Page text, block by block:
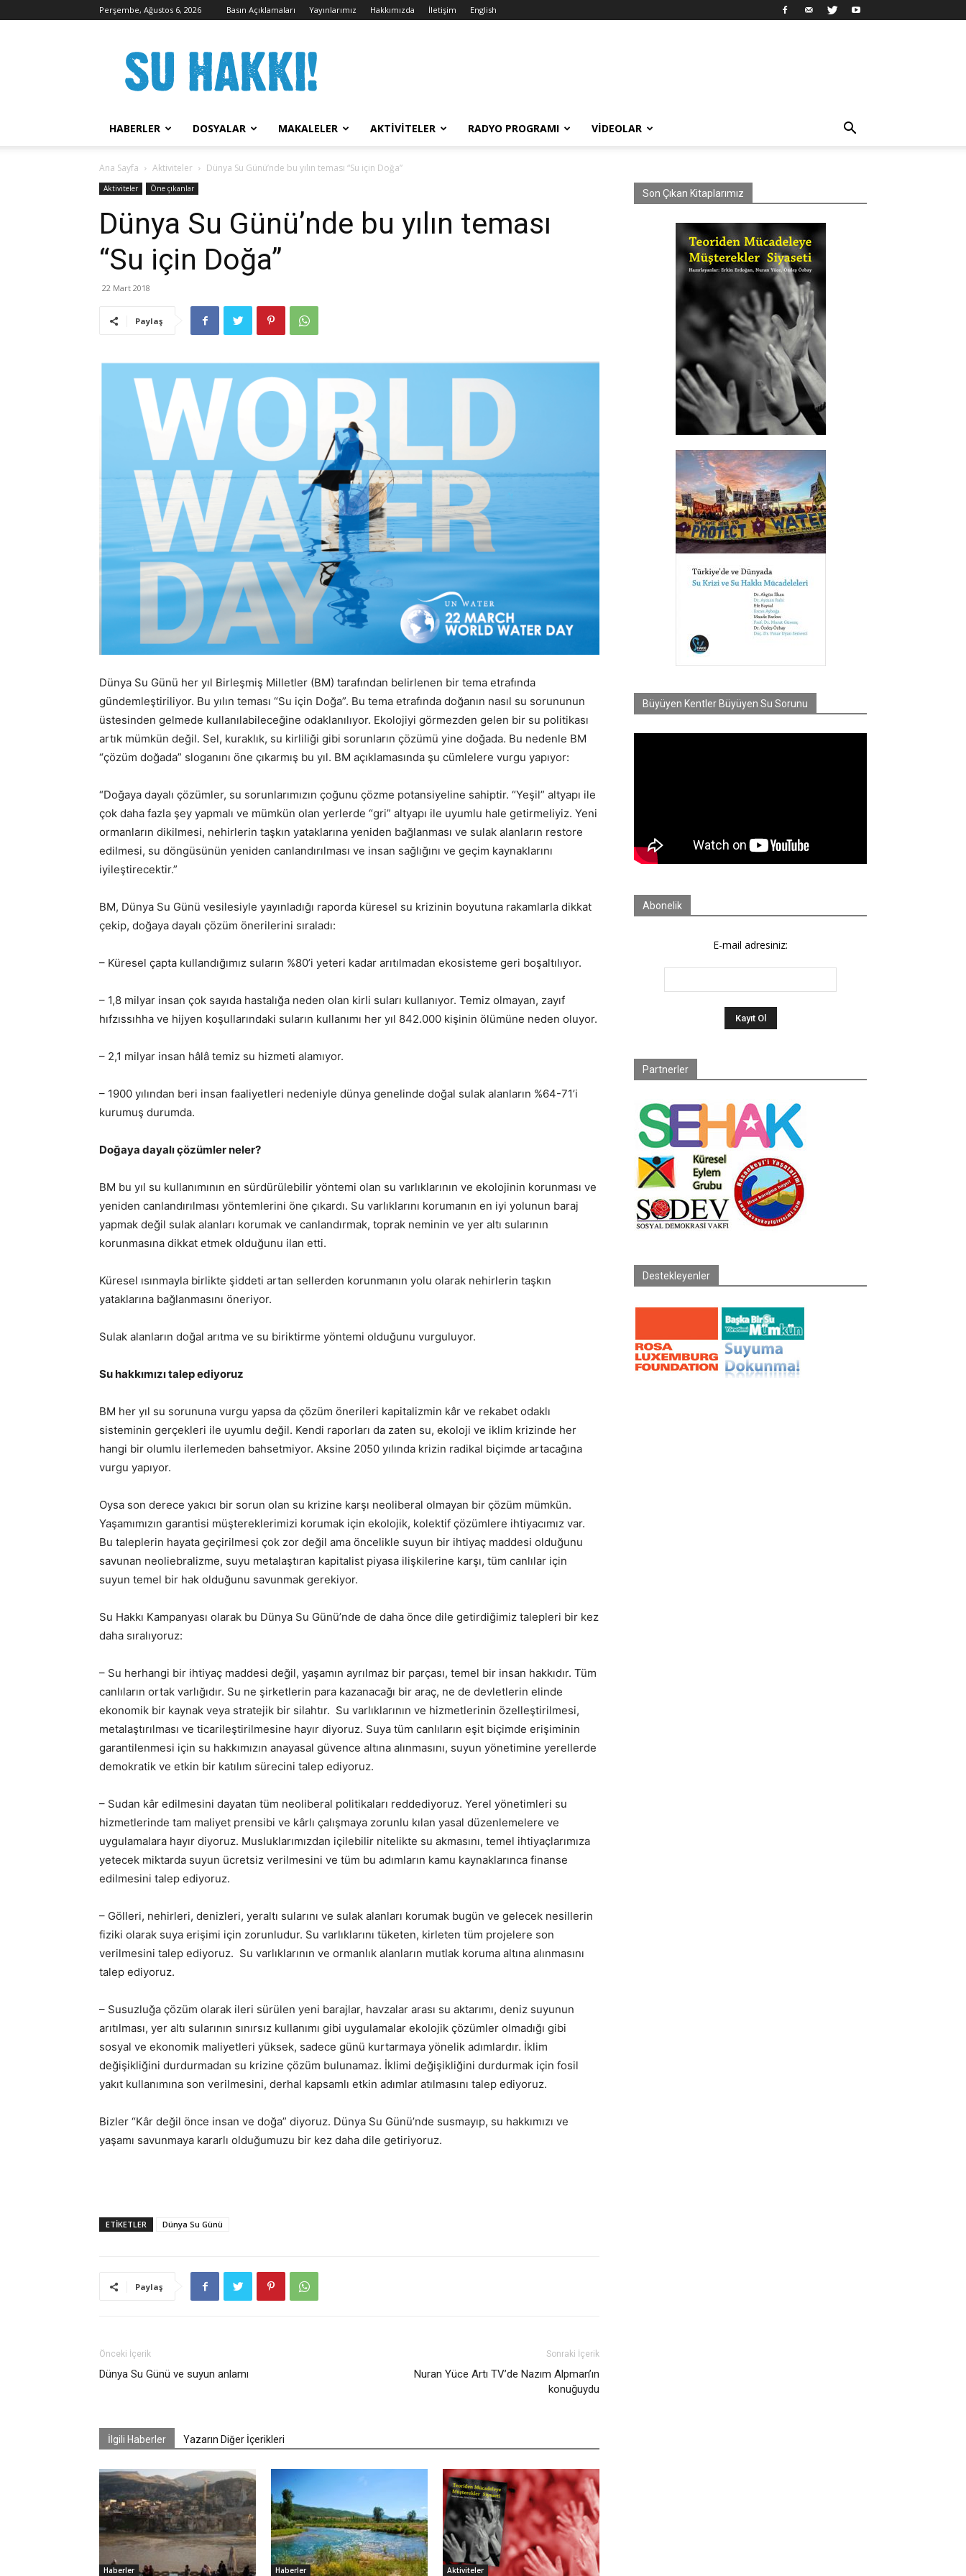
Perşembe, Ağustos 6, 2026 Basın Açıklamaları Yayınlarımız Hakkımızda İletişim English
Hakkı
Kampanyası
HABERLER DOSYALAR MAKALELER AKTIVITELER RADYO PROGRAMI VIDEOLAR
Ana Sayfa Aktiviteler Dünya Su Günü’nde bu yılın teması “Su için Doğa”
Aktiviteler Öne çıkanlar
Dünya Su Günü’nde bu yılın teması
“Su için Doğa”
22 Mart 2018
Paylaş
Dünya Su Günü her yıl Birleşmiş Milletler (BM) tarafından belirlenen bir tema etrafında
gündemleştiriliyor. Bu yılın teması “Su için Doğa”. Bu tema etrafında doğanın nasıl su sorununun
üstesinden gelmede kullanılabileceğine odaklanılıyor. Ekolojiyi görmezden gelen bir su politikası
artık mümkün değil. Sel, kuraklık, su kirliliği gibi sorunların çözümü yine doğada. Bu nedenle BM
“çözüm doğada” sloganını öne çıkarmış bu yıl. BM açıklamasında şu cümlelere vurgu yapıyor:
“Doğaya dayalı çözümler, su sorunlarımızın çoğunu çözme potansiyeline sahiptir. “Yeşil” altyapı ile
çok daha fazla şey yapmalı ve mümkün olan yerlerde “gri” altyapı ile uyumlu hale getirmeliyiz. Yeni
ormanların dikilmesi, nehirlerin taşkın yataklarına yeniden bağlanması ve sulak alanların restore
edilmesi, su döngüsünün yeniden canlandırılması ve insan sağlığını ve geçim kaynaklarını
iyileştirecektir.”
BM, Dünya Su Günü vesilesiyle yayınladığı raporda küresel su krizinin boyutuna rakamlarla dikkat
çekip, doğaya dayalı çözüm önerilerini sıraladı:
– Küresel çapta kullandığımız suların %80’i yeteri kadar arıtılmadan ekosisteme geri boşaltılıyor.
– 1,8 milyar insan çok sayıda hastalığa neden olan kirli suları kullanıyor. Temiz olmayan, zayıf
hıfzıssıhha ve hijyen koşullarındaki suların kullanımı her yıl 842.000 kişinin ölümüne neden oluyor.
– 2,1 milyar insan hâlâ temiz su hizmeti alamıyor.
– 1900 yılından beri insan faaliyetleri nedeniyle dünya genelinde doğal sulak alanların %64-71’i
kurumuş durumda.
Doğaya dayalı çözümler neler?
BM bu yıl su kullanımının en sürdürülebilir yöntemi olan su varlıklarının ve ekolojinin korunması ve
yeniden canlandırılması yöntemlerini öne çıkardı. Su varlıklarını korumanın en iyi yolunun baraj
yapmak değil sulak alanları korumak ve canlandırmak, toprak neminin ve yer altı sularının
korunmasına dikkat etmek olduğunu ilan etti.
Küresel ısınmayla birlikte şiddeti artan sellerden korunmanın yolu olarak nehirlerin taşkın
yataklarına bağlanmasını öneriyor.
Sulak alanların doğal arıtma ve su biriktirme yöntemi olduğunu vurguluyor.
Su hakkımızı talep ediyoruz
BM her yıl su sorununa vurgu yapsa da çözüm önerileri kapitalizmin kâr ve rekabet odaklı
sisteminin gerçekleri ile uyumlu değil. Kendi raporları da zaten su, ekoloji ve iklim krizinde her
hangi bir olumlu ilerlemeden bahsetmiyor. Aksine 2050 yılında krizin radikal biçimde artacağına
vurgu yapıyor.
Oysa son derece yakıcı bir sorun olan su krizine karşı neoliberal olmayan bir çözüm mümkün.
Yaşamımızın garantisi müştereklerimizi korumak için ekolojik, kolektif çözümlere ihtiyacımız var.
Bu taleplerin hayata geçirilmesi çok zor değil ama öncelikle suyun bir ihtiyaç maddesi olduğunu
savunan neoliebralizme, suyu metalaştıran kapitalist piyasa ilişkilerine karşı, tüm canlılar için
suyun temel bir hak olduğunu savunmak gerekiyor.
Su Hakkı Kampanyası olarak bu Dünya Su Günü’nde de daha önce dile getirdiğimiz talepleri bir kez
daha sıralıyoruz:
– Su herhangi bir ihtiyaç maddesi değil, yaşamın ayrılmaz bir parçası, temel bir insan hakkıdır. Tüm
canlıların ortak varlığıdır. Su ne şirketlerin para kazanacağı bir araç, ne de devletlerin elinde
ekonomik bir kaynak veya stratejik bir silahtır. Su varlıklarının ve hizmetlerinin özelleştirilmesi,
metalaştırılması ve ticarileştirilmesine hayır diyoruz. Suya tüm canlıların eşit biçimde erişiminin
garantilenmesi için su hakkımızın anayasal güvence altına alınmasını, suyun yönetimine yerellerde
demokratik ve etkin bir katılım sürecini talep ediyoruz.
– Sudan kâr edilmesini dayatan tüm neoliberal politikaları reddediyoruz. Yerel yönetimleri su
hizmetlerinde tam maliyet prensibi ve kârlı çalışmaya zorunlu kılan yasal düzenlemelere ve
uygulamalara hayır diyoruz. Musluklarımızdan içilebilir nitelikte su akmasını, temel ihtiyaçlarımıza
yetecek miktarda suyun ücretsiz verilmesini ve tüm bu adımların kamu kaynaklarınca finanse
edilmesini talep ediyoruz.
– Gölleri, nehirleri, denizleri, yeraltı sularını ve sulak alanları korumak bugün ve gelecek nesillerin
fiziki olarak suya erişimi için zorunludur. Su varlıklarını tüketen, kirleten tüm projelere son
verilmesini talep ediyoruz. Su varlıklarının ve ormanlık alanların mutlak koruma altına alınmasını
talep ediyoruz.
– Susuzluğa çözüm olarak ileri sürülen yeni barajlar, havzalar arası su aktarımı, deniz suyunun
arıtılması, yer altı sularının sınırsız kullanımı gibi uygulamalar ekolojik çözümler olmadığı gibi
sosyal ve ekonomik maliyetleri yüksek, sadece günü kurtarmaya yönelik adımlardır. İklim
değişikliğini durdurmadan su krizine çözüm bulunamaz. İklimi değişikliğini durdurmak için fosil
yakıt kullanımına son verilmesini, derhal kapsamlı etkin adımlar atılmasını talep ediyoruz.
Bizler “Kâr değil önce insan ve doğa” diyoruz. Dünya Su Günü’nde susmayıp, su hakkımızı ve
yaşamı savunmaya kararlı olduğumuzu bir kez daha dile getiriyoruz.
ETIKETLER Dünya Su Günü
Paylaş
Önceki İçerik
Dünya Su Günü ve suyun anlamı
Sonraki İçerik
Nuran Yüce Artı TV’de Nazım Alpman’ın
konuğuydu
İlgili Haberler Yazarın Diğer İçerikleri
Haberler Haberler Aktiviteler
Son Çıkan Kitaplarımız
Büyüyen Kentler Büyüyen Su Sorunu
Abonelik
E-mail adresiniz:
Partnerler
Destekleyenler